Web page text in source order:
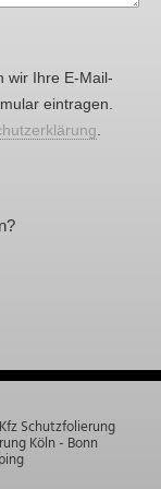
wir Ihre E-Mail-
eintragen.
.
Kfz Schutzfolierung
Köln - Bonn